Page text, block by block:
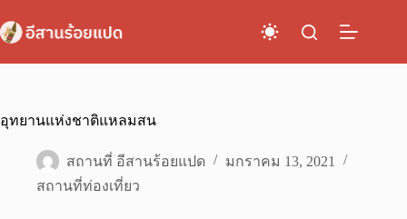
to
content
อุทยานแห่งชาติแหลมสน
สถานที่ อีสานร้อยแปด
มกราคม 13, 2021
สถานที่ท่องเที่ยว